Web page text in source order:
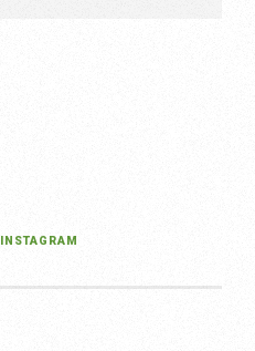
INSTAGRAM